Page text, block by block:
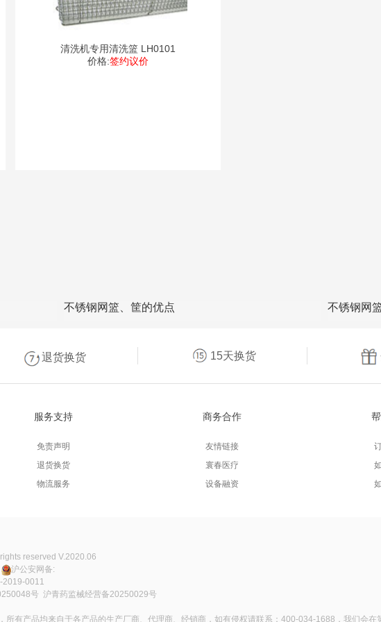
清洗机专用清洗篮 LH0101
价格:签约议价
不锈钢网篮、筐的优点 不锈钢网
退货换货 15天换货
服务支持
免责声明
退货换货
物流服务
商务合作
友情链接
寰春医疗
设备融资
reserved V.2020.06
沪公安网备:
-2019-0011
号 沪青药监械经营备20250029号
所有产品均来自于各产品的生产厂商、代理商、经销商，如有侵权请联系：400-034-1688，我们会在